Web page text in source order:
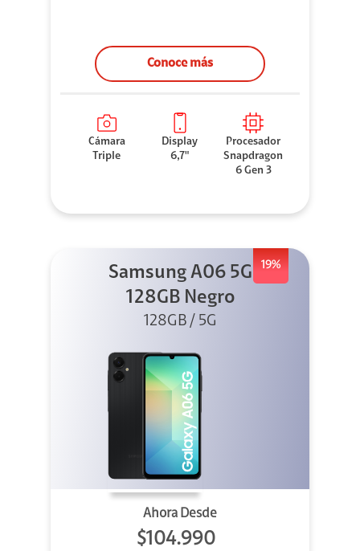
Conoce más
Cámara
Triple
Display
6,7"
Procesador
Snapdragon
6 Gen 3
19%
Samsung A06 5G
128GB Negro
128GB / 5G
Ahora Desde
$104.990